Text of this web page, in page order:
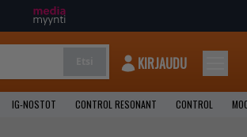
KIRJAUDU
IG-NOSTOT CONTROL RESONANT CONTROL